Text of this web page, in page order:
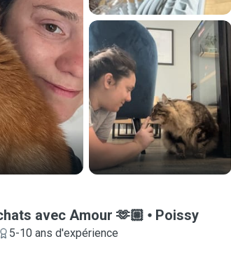
avec Amour 🫶🏼 Poissy
5-10 ans d'expérience